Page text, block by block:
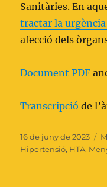
Sanitàries. En
tractar la
afecció dels
Document PDF
Transcripció de
Publicat
el
16 de juny de 2023
Hipertensió, HTA,